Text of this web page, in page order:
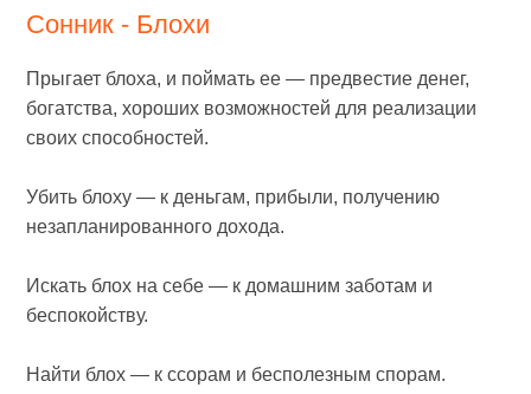
Сонник - Блохи
Прыгает блоха, и поймать ее — предвестие денег,
богатства, хороших возможностей для реализации
своих способностей.
Убить блоху — к деньгам, прибыли, получению
незапланированного дохода.
Искать блох на себе — к домашним заботам и
беспокойству.
Найти блох — к ссорам и бесполезным спорам.